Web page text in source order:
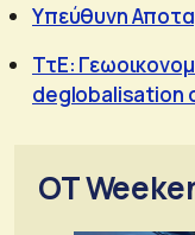
Υπεύθυνη
ΤτΕ:
deglobalisation
OT